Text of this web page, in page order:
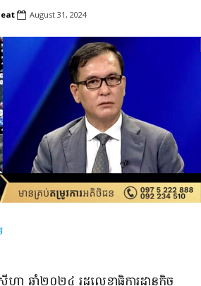
August 31, 2024
ា ឆ្នាំ២០២៤ រដ្ឋលេខាធិការដ្ឋានកិច្ច